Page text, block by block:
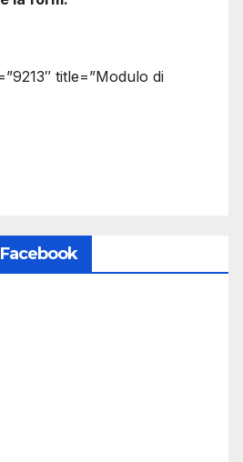
title=”Modulo di